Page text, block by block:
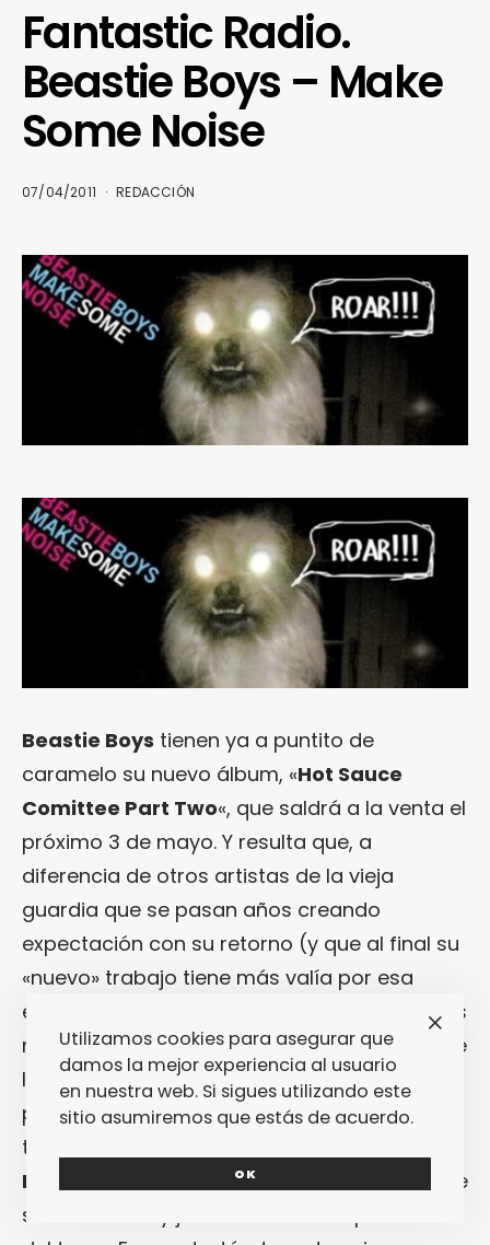
Fantastic Radio.
Beastie Boys – Make
Some Noise
07/04/2011 REDACCIÓN
Beastie Boys tienen ya a puntito de
caramelo su nuevo álbum, «Hot Sauce
Comittee Part Two«, que saldrá a la venta el
próximo 3 de mayo. Y resulta que, a
diferencia de otros artistas de la vieja
guardia que se pasan años creando
expectación con su retorno (y que al final su
«nuevo» trabajo tiene más valía por esa
expectación que por su propia calidad), ellos
no necesitan elevar las expectativas… porque
les sobran temazos. O eso se trasluce de su
primer single: «Make Some Noise«. Puro
trallazo que recuerda a la mejor época de
Beastie Boys
, con esas rimas fardonas y ese
sinte zumbón y jartísimo como espina dorsal
Utilizamos cookies para asegurar que
damos la mejor experiencia al usuario
en nuestra web. Si sigues utilizando este
sitio asumiremos que estás de acuerdo.
OK